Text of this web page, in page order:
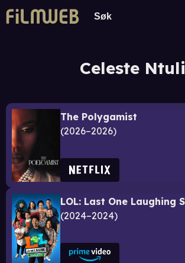
Celeste Ntuli
The Polygamist
2026–2026
2024–2024